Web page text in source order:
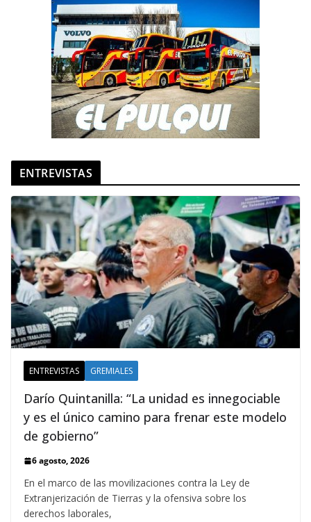
ENTREVISTAS
ENTREVISTAS GREMIALES
Darío Quintanilla: “La unidad es innegociable
y es el único camino para frenar este modelo
de gobierno”
6 agosto, 2026
En el marco de las movilizaciones contra la Ley de
Extranjerización de Tierras y la ofensiva sobre los
derechos laborales,